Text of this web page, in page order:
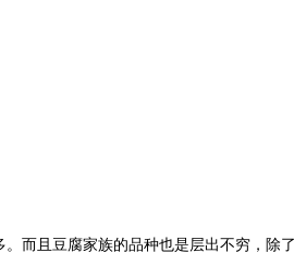
而且豆腐家族的品种也是层出不穷，